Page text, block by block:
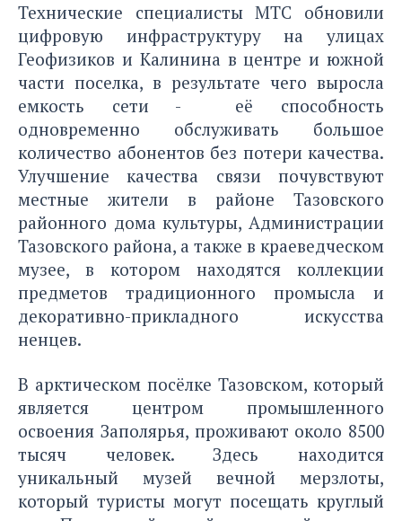
Технические специалисты МТС обновили
цифровую инфраструктуру на улицах
Геофизиков и Калинина в центре и южной
части поселка, в результате чего выросла
емкость сети - её способность
одновременно обслуживать большое
количество абонентов без потери качества.
Улучшение качества связи почувствуют
местные жители в районе Тазовского
районного дома культуры, Администрации
Тазовского района, а также в краеведческом
музее, в котором находятся коллекции
предметов традиционного промысла и
декоративно-прикладного искусства
ненцев.
В арктическом посёлке Тазовском, который
является центром промышленного
освоения Заполярья, проживают около 8500
тысяч человек. Здесь находится
уникальный музей вечной мерзлоты,
который туристы могут посещать круглый